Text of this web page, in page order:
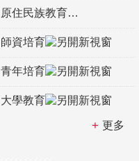
原住民族教育
師資培育
青年培育
大學教育
更多